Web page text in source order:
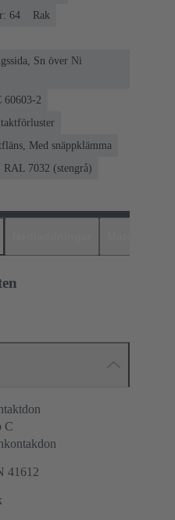
64
Rak
Sn över Ni
60603-2
Med snäppklämma
RAL 7032 (stengrå)
C
41612